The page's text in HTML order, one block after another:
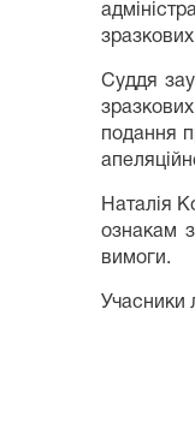
Суддя
подання
Наталія
ознакам
вимоги.
Учасники